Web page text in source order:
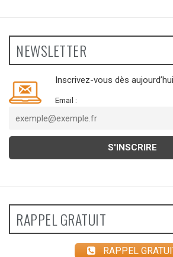
NEWSLETTER
Inscrivez-vous dès
Email :
RAPPEL GRATUIT
RAPPEL